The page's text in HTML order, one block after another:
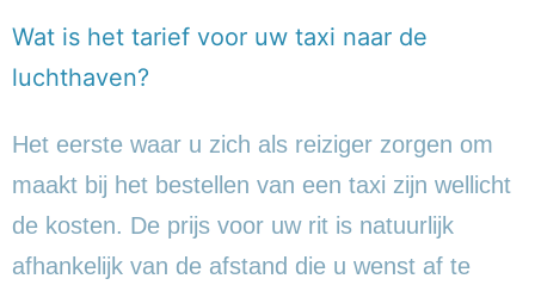
Wat is het tarief voor uw taxi naar de
luchthaven?
Het eerste waar u zich als reiziger zorgen om
maakt bij het bestellen van een taxi zijn wellicht
de kosten. De prijs voor uw rit is natuurlijk
afhankelijk van de afstand die u wenst af te